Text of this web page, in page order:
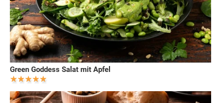
Green Goddess Salat mit Apfel